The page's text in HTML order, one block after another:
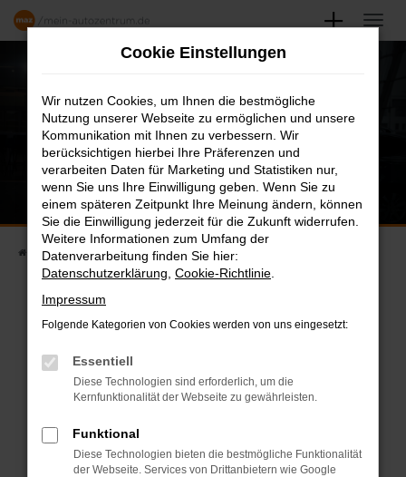
Zum
Hauptinhalt
Startseite Karriere Stellenangebote
STELLENANGEBOTE
Finden Sie Ihren neuen Job
bei maz/mein-
autozentrum.de
Cookie Einstellungen
Wir nutzen Cookies, um Ihnen die bestmögliche
Nutzung unserer Webseite zu ermöglichen und unsere
Kommunikation mit Ihnen zu verbessern. Wir
berücksichtigen hierbei Ihre Präferenzen und
verarbeiten Daten für Marketing und Statistiken nur,
wenn Sie uns Ihre Einwilligung geben. Wenn Sie zu
einem späteren Zeitpunkt Ihre Meinung ändern, können
Sie die Einwilligung jederzeit für die Zukunft widerrufen.
Weitere Informationen zum Umfang der
Datenverarbeitung finden Sie hier:
Datenschutzerklärung Cookie-Richtlinie
Impressum
Folgende Kategorien von Cookies werden von uns eingesetzt:
Essentiell
Diese Technologien sind erforderlich, um die
Kernfunktionalität der Webseite zu gewährleisten.
Funktional
Diese Technologien bieten die bestmögliche Funktionalität
der Webseite. Services von Drittanbietern wie Google